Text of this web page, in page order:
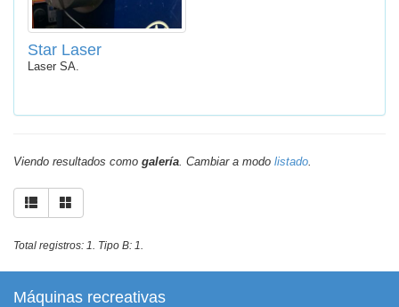
Star Laser
Laser SA.
Viendo resultados como galería. Cambiar a modo listado.
Total registros: 1. Tipo B: 1.
Máquinas recreativas